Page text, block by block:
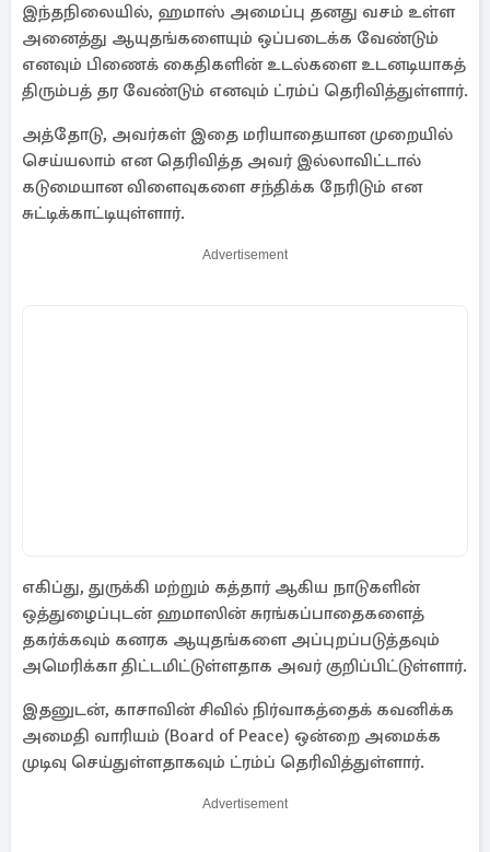
இந்தநிலையில், ஹமாஸ் அமைப்பு தனது வசம் உள்ள
அனைத்து ஆயுதங்களையும் ஒப்படைக்க வேண்டும்
எனவும் பிணைக் கைதிகளின் உடல்களை உடனடியாகத்
திரும்பத் தர வேண்டும் எனவும் ட்ரம்ப் தெரிவித்துள்ளார்.
அத்தோடு, அவர்கள் இதை மரியாதையான முறையில்
செய்யலாம் என தெரிவித்த அவர் இல்லாவிட்டால்
கடுமையான விளைவுகளை சந்திக்க நேரிடும் என
சுட்டிக்காட்டியுள்ளார்.
Advertisement
எகிப்து, துருக்கி மற்றும் கத்தார் ஆகிய நாடுகளின்
ஒத்துழைப்புடன் ஹமாஸின் சுரங்கப்பாதைகளைத்
தகர்க்கவும் கனரக ஆயுதங்களை அப்புறப்படுத்தவும்
அமெரிக்கா திட்டமிட்டுள்ளதாக அவர் குறிப்பிட்டுள்ளார்.
இதனுடன், காசாவின் சிவில் நிர்வாகத்தைக் கவனிக்க
அமைதி வாரியம் (Board of Peace) ஒன்றை அமைக்க
முடிவு செய்துள்ளதாகவும் ட்ரம்ப் தெரிவித்துள்ளார்.
Advertisement